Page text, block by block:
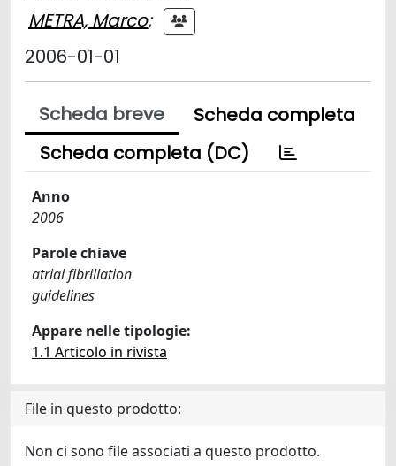
METRA, Marco;
2006-01-01
Scheda breve
Scheda completa
Scheda completa (DC)
Anno
2006
Parole chiave
atrial fibrillation
guidelines
Appare nelle tipologie:
1.1 Articolo in rivista
File in questo prodotto:
Non ci sono file associati a questo prodotto.